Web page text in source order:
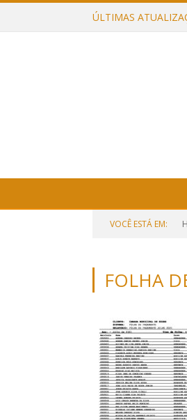
ÚLTIMAS
VOCÊ ESTÁ EM:
FOLHA